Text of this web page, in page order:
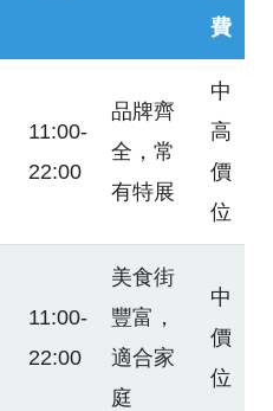
費
11:00-
22:00
品牌齊
全，常
有特展
中
高
價
位
11:00-
22:00
美食街
豐富，
適合家
庭
中
價
位